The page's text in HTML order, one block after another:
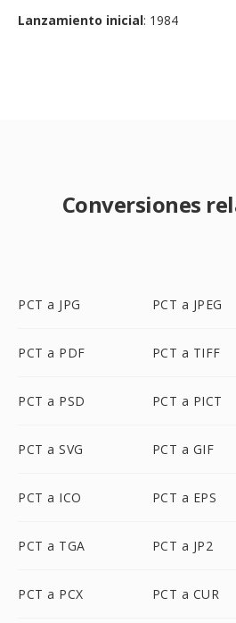
Lanzamiento inicial: 1984
Conversiones
PCT a JPG PCT a JPEG
PCT a PDF PCT a TIFF
PCT a PSD PCT a PICT
PCT a SVG PCT a GIF
PCT a ICO PCT a EPS
PCT a TGA PCT a JP2
PCT a PCX PCT a CUR